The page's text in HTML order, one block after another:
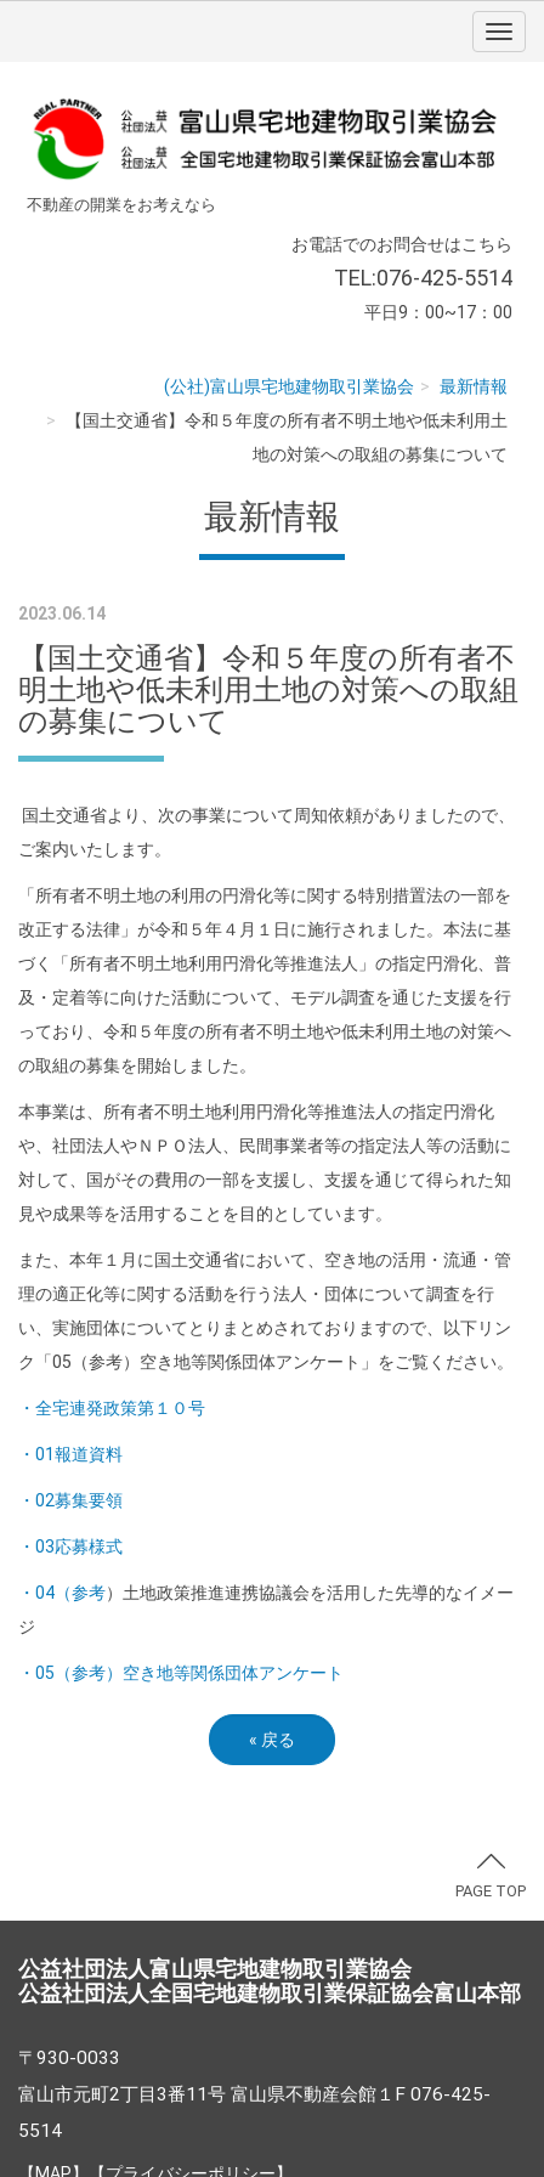
不動産の開業をお考えなら
お電話でのお問合せはこちら
TEL:076-425-5514
平日9：00~17：00
(公社)富山県宅地建物取引業協会
最新情報
【国土交通省】令和５年度の所有者不明土地や低未利用土
地の対策への取組の募集について
最新情報
2023.06.14
【国土交通省】令和５年度の所有者不
明土地や低未利用土地の対策への取組
の募集について
国土交通省より、次の事業について周知依頼がありましたので、
ご案内いたします。
「所有者不明土地の利用の円滑化等に関する特別措置法の一部を
改正する法律」が令和５年４月１日に施行されました。本法に基
づく「所有者不明土地利用円滑化等推進法人」の指定円滑化、普
及・定着等に向けた活動について、モデル調査を通じた支援を行
っており、令和５年度の所有者不明土地や低未利用土地の対策へ
の取組の募集を開始しました。
本事業は、所有者不明土地利用円滑化等推進法人の指定円滑化
や、社団法人やＮＰＯ法人、民間事業者等の指定法人等の活動に
対して、国がその費用の一部を支援し、支援を通じて得られた知
見や成果等を活用することを目的としています。
また、本年１月に国土交通省において、空き地の活用・流通・管
理の適正化等に関する活動を行う法人・団体について調査を行
い、実施団体についてとりまとめされておりますので、以下リン
ク「05（参考）空き地等関係団体アンケート」をご覧ください。
・全宅連発政策第１０号
・01報道資料
・02募集要領
・03応募様式
・04（参考）土地政策推進連携協議会を活用した先導的なイメー
ジ
・05（参考）空き地等関係団体アンケート
« 戻る
PAGE TOP
公益社団法人富山県宅地建物取引業協会
公益社団法人全国宅地建物取引業保証協会富山本部
〒930-0033
富山市元町2丁目3番11号 富山県不動産会館１F 076-425-
5514